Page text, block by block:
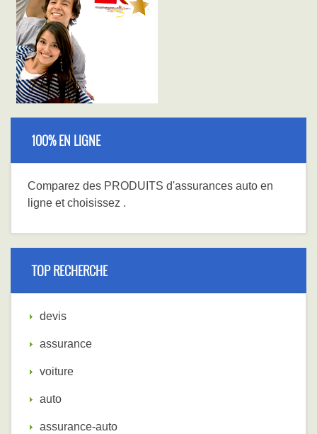
100% EN LIGNE
Comparez des PRODUITS d'assurances auto en
ligne et choisissez .
TOP RECHERCHE
devis
assurance
voiture
auto
assurance-auto